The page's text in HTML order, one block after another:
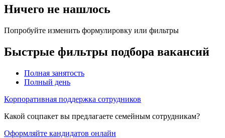
Ничего не нашлось
Попробуйте изменить формулировку или фильтры
Быстрые фильтры подбора вакансий
Полная занятость
Полный день
Корпоративная поддержка сотрудников
Какой соцпакет вы предлагаете семейным сотрудникам?
Оформляйте кандидатов онлайн